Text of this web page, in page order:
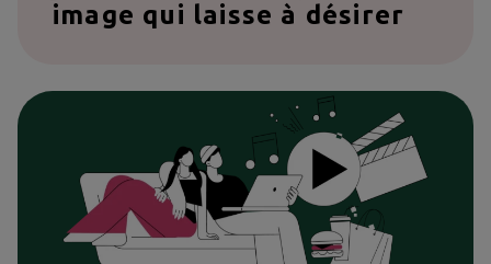
image qui laisse à désirer